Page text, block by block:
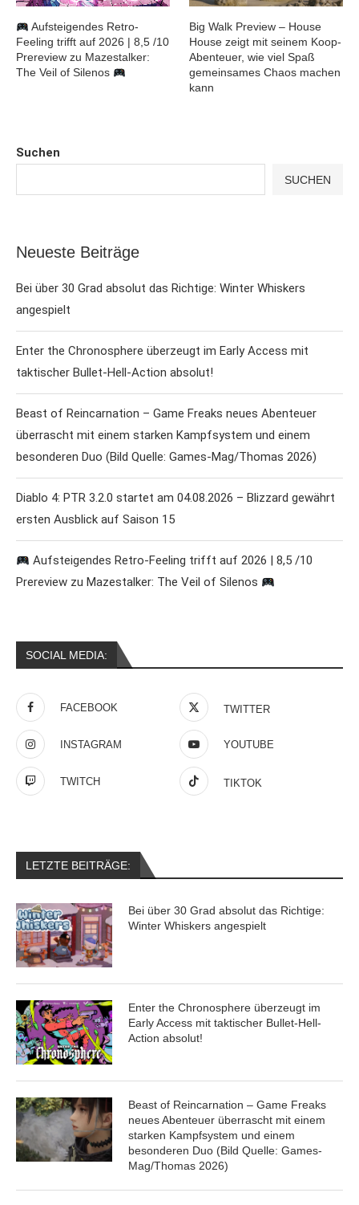
Suchen
SUCHEN
Neueste Beiträge
Bei über 30 Grad absolut das Richtige: Winter Whiskers
angespielt
Enter the Chronosphere überzeugt im Early Access mit
taktischer Bullet-Hell-Action absolut!
Beast of Reincarnation – Game Freaks neues Abenteuer
überrascht mit einem starken Kampfsystem und einem
besonderen Duo (Bild Quelle: Games-Mag/Thomas 2026)
Diablo 4: PTR 3.2.0 startet am 04.08.2026 – Blizzard gewährt
ersten Ausblick auf Saison 15
Aufsteigendes Retro-Feeling trifft auf 2026 | 8,5 /10
Prereview zu Mazestalker: The Veil of Silenos
SOCIAL MEDIA:
FACEBOOK TWITTER
INSTAGRAM YOUTUBE
TWITCH TIKTOK
LETZTE BEITRÄGE:
Bei über 30 Grad absolut das Richtige:
Winter Whiskers angespielt
Enter the Chronosphere überzeugt im
Early Access mit taktischer Bullet-Hell-
Action absolut!
Beast of Reincarnation – Game Freaks
neues Abenteuer überrascht mit einem
starken Kampfsystem und einem
besonderen Duo (Bild Quelle: Games-
Mag/Thomas 2026)
Aufsteigendes Retro-
Feeling trifft auf 2026 | 8,5 /10
Prereview zu Mazestalker:
The Veil of Silenos
Big Walk Preview – House
House zeigt mit seinem Koop-
Abenteuer, wie viel Spaß
gemeinsames Chaos machen
kann